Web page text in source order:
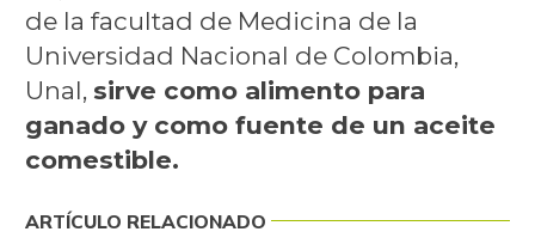
de la facultad de Medicina de la
Universidad Nacional de Colombia,
Unal, sirve como alimento para
ganado y como fuente de un aceite
comestible.
ARTÍCULO RELACIONADO